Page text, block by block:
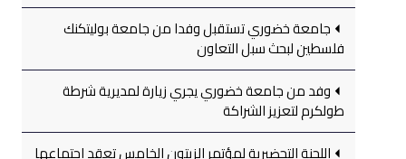
جامعة خضوري تستقبل وفدا من جامعة بوليتكنك
فلسطين لبحث سبل التعاون
وفد من جامعة خضوري يجري زيارة لمديرية شرطة
طولكرم لتعزيز الشراكة
اللجنة التحضيرية لمؤتمر الزيتون الخامس تعقد اجتماعها